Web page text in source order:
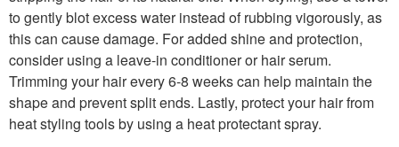
to gently blot excess water instead of rubbing vigorously, as
this can cause damage. For added shine and protection,
consider using a leave-in conditioner or hair serum.
Trimming your hair every 6-8 weeks can help maintain the
shape and prevent split ends. Lastly, protect your hair from
heat styling tools by using a heat protectant spray.